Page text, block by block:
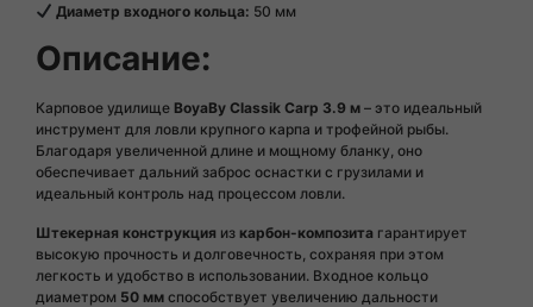
Диаметр входного кольца: 50 мм
Описание:
Карповое удилище BoyaBy Classik Carp 3.9 м – это идеальный
инструмент для ловли крупного карпа и трофейной рыбы.
Благодаря увеличенной длине и мощному бланку, оно
обеспечивает дальний заброс оснастки с грузилами и
идеальный контроль над процессом ловли.
Штекерная конструкция из карбон-композита гарантирует
высокую прочность и долговечность, сохраняя при этом
легкость и удобство в использовании. Входное кольцо
диаметром 50 мм способствует увеличению дальности